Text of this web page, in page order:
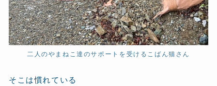
二人のやまねこ達のサポートを受けるこばん猫さん
そこは慣れている